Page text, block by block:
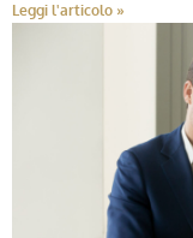
Leggi l'articolo »